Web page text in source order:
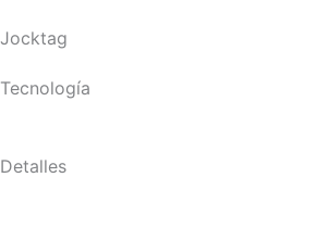
Jocktag
Tecnología
Detalles